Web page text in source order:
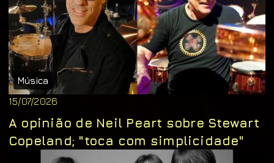
Música
15/07/2026
A opinião de Neil Peart sobre Stewart
Copeland; "toca com simplicidade"